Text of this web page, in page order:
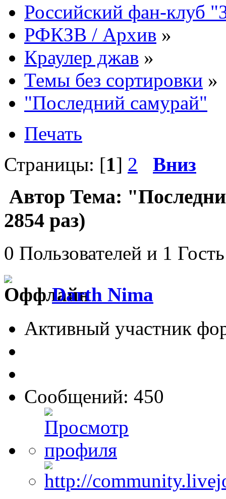
Российский фан-клуб
РФКЗВ / Архив »
Краулер джав »
Темы без сортировки »
"Последний самурай"
Печать
Страницы: [1] 2 Вниз
Автор Тема:
2854 раз)
0 Пользователей и 1
Darth Nima
Активный участник
Сообщений: 450